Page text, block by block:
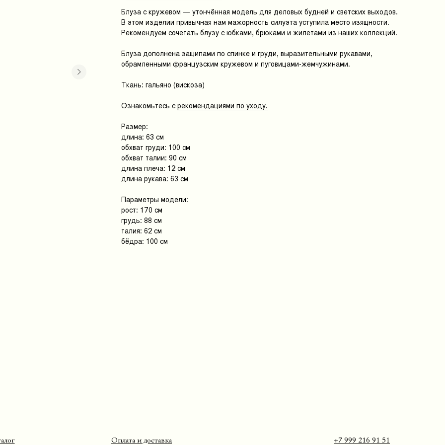
Блуза с кружевом — утончённая модель для деловых будней и светских выходов.
В этом изделии привычная нам мажорность силуэта уступила место изящности.
Рекомендуем сочетать блузу с юбками, брюками и жилетами из наших коллекций.
Блуза дополнена защипами по спинке и груди, выразительными рукавами,
обрамленными французским кружевом и пуговицами-жемчужинами.
Ткань: гальяно (вискоза)
Ознакомьтесь с рекомендациями по уходу.
Размер:
длина: 63 см
обхват груди: 100 см
обхват талии: 90 см
длина плеча: 12 см
длина рукава: 63 см
Параметры модели:
рост: 170 см
грудь: 88 см
талия: 62 см
бёдра: 100 см
Design by 456 Studio